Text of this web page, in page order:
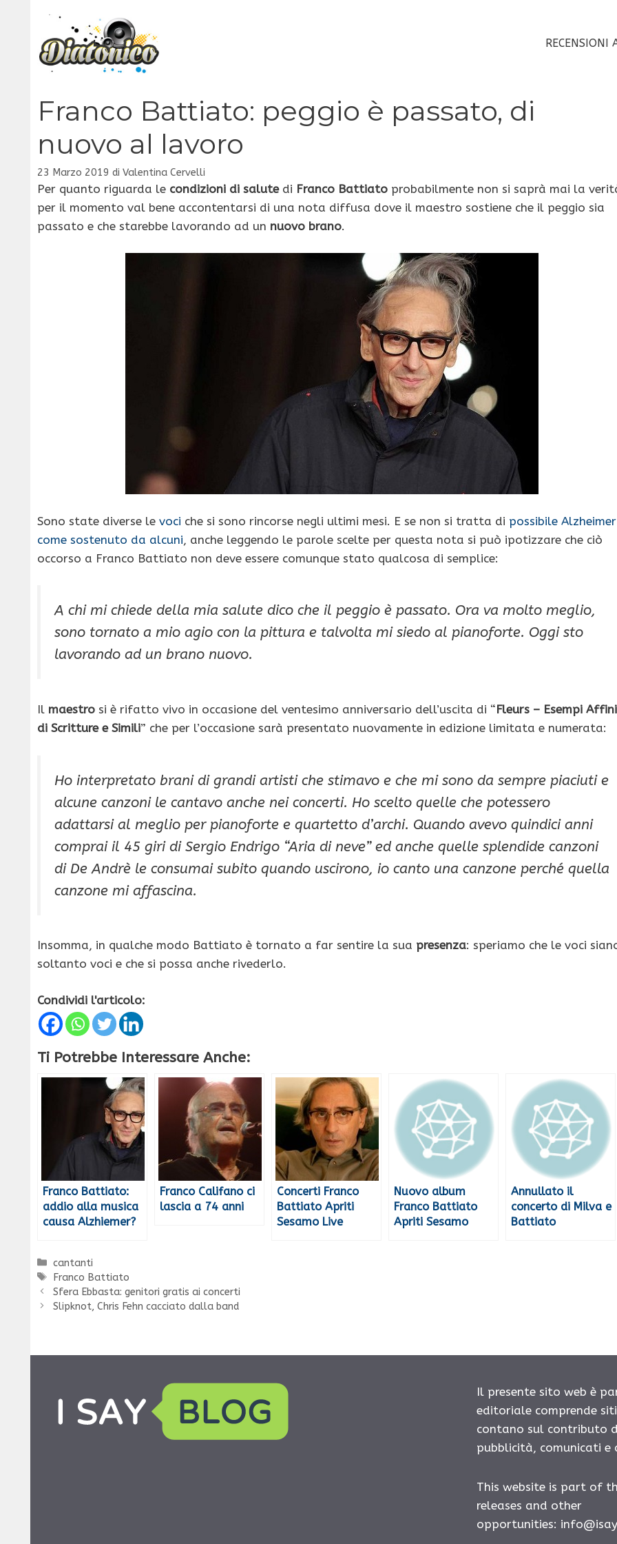
contenuto
RECENSIONI
Franco Battiato: peggio è passato, di
nuovo al lavoro
23 Marzo 2019 di Valentina Cervelli
Per quanto riguarda le condizioni di salutedi Franco Battiato probabilmente non si saprà mai la
per il momento val bene accontentarsi di una nota diffusa dove il maestro sostiene che il peggio sia
passato e che starebbe lavorando ad un nuovo brano.
Sono state diverse le voci che si sono rincorse negli ultimi mesi. E se non si tratta di possibile Alzheimer
come sostenuto da alcuni, anche leggendo le parole scelte per questa nota si può ipotizzare che ciò
occorso a Franco Battiato non deve essere comunque stato qualcosa di semplice:
A chi mi chiede della mia salute dico che il peggio è passato. Ora va molto meglio,
sono tornato a mio agio con la pittura e talvolta mi siedo al pianoforte. Oggi sto
lavorando ad un brano nuovo.
Il maestro si è rifatto vivo in occasione del ventesimo anniversario dell’uscita di “Fleurs – Esempi Affini
di Scritture e Simili” che per l’occasione sarà presentato nuovamente in edizione limitata e numerata:
Ho interpretato brani di grandi artisti che stimavo e che mi sono da sempre piaciuti e
alcune canzoni le cantavo anche nei concerti. Ho scelto quelle che potessero
adattarsi al meglio per pianoforte e quartetto d’archi. Quando avevo quindici anni
comprai il 45 giri di Sergio Endrigo “Aria di neve” ed anche quelle splendide canzoni
di De Andrè le consumai subito quando uscirono, io canto una canzone perché quella
canzone mi affascina.
Insomma, in qualche modo Battiato è tornato a far sentire la sua presenza: speriamo che le voci
soltanto voci e che si possa anche rivederlo.
Condividi l'articolo:
Ti Potrebbe Interessare Anche:
Franco Battiato:
addio alla musica
causa Alzhiemer?
Franco Califano ci
lascia a 74 anni
Concerti Franco
Battiato Apriti
Sesamo Live
Nuovo album
Franco Battiato
Apriti Sesamo
Annullato il
concerto di Milva e
Battiato
Categorie
cantanti
Tag
Franco Battiato
Sfera Ebbasta: genitori gratis ai concerti
Slipknot, Chris Fehn cacciato dalla band
Il presente sito web è
editoriale comprende
contano sul contributo
pubblicità, comunicati
This website is part of
releases and other
opportunities: